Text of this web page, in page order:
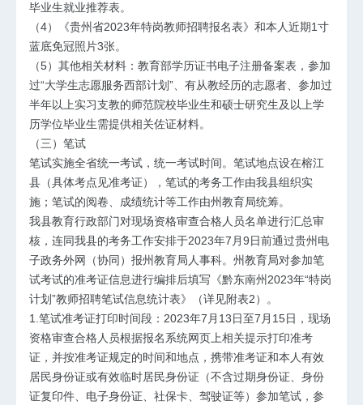
毕业生就业推荐表。
（4）《贵州省2023年特岗教师招聘报名表》和本人近期1寸
蓝底免冠照片3张。
（5）其他相关材料：教育部学历证书电子注册备案表，参加
过“大学生志愿服务西部计划”、有从教经历的志愿者、参加过
半年以上实习支教的师范院校毕业生和硕士研究生及以上学
历学位毕业生需提供相关佐证材料。
（三）笔试
笔试实施全省统一考试，统一考试时间。笔试地点设在榕江
县（具体考点见准考证），笔试的考务工作由我县组织实
施；笔试的阅卷、成绩统计等工作由州教育局统筹。
我县教育行政部门对现场资格审查合格人员名单进行汇总审
核，连同我县的考务工作安排于2023年7月9日前通过贵州电
子政务外网（协同）报州教育局人事科。州教育局对参加笔
试考试的准考证信息进行编排后填写《黔东南州2023年“特岗
计划”教师招聘笔试信息统计表》（详见附表2）。
1.笔试准考证打印时间段：2023年7月13日至7月15日，现场
资格审查合格人员根据报名系统网页上相关提示打印准考
证，并按准考证规定的时间和地点，携带准考证和本人有效
居民身份证或有效临时居民身份证（不含过期身份证、身份
证复印件、电子身份证、社保卡、驾驶证等）参加笔试，参